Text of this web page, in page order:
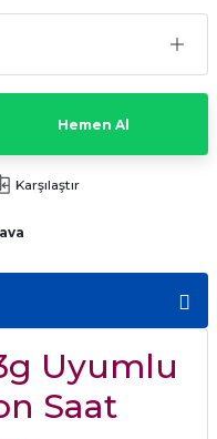
Hemen Al
Karşılaştır
Uyumlu
Saat